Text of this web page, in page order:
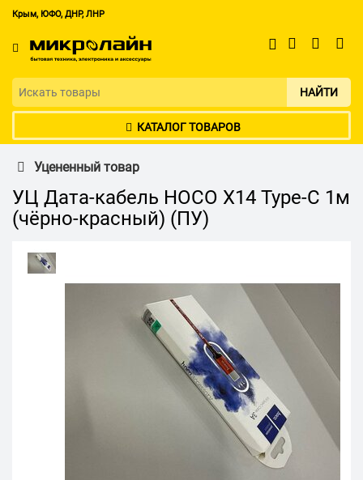
Крым, ЮФО, ДНР, ЛНР
НАЙТИ
КАТАЛОГ ТОВАРОВ
Уцененный товар
УЦ Дата-кабель HOCO X14 Type-C 1м
(чёрно-красный) (ПУ)